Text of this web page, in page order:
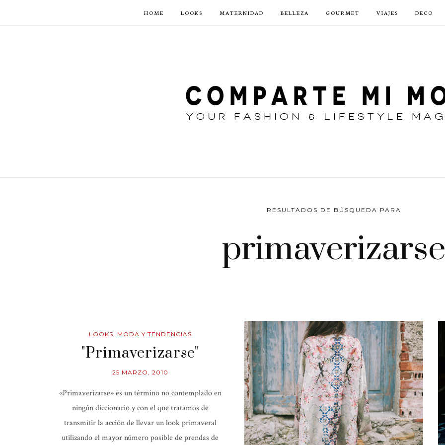
HOME LOOKS MATERNIDAD BELLEZA GOURMET VIAJES DECO
RESULTADOS DE BÚSQUEDA PARA
primaverizarse
LOOKS, MODA Y TENDENCIAS
"Primaverizarse"
25 MARZO, 2010
«Primaverizarse» es un término no contemplado en
ningún diccionario y con el que tratamos de
transmitir la acción de llevar un look primaveral
utilizando el mayor número posible de prendas de